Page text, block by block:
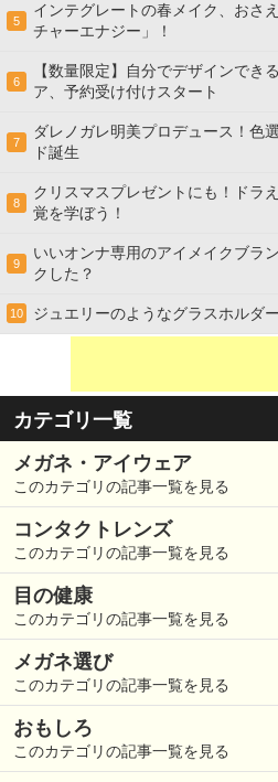
5
インテグレートの春メイク、おさ
チャーエナジー」！
6
【数量限定】自分でデザインでき
ア、予約受け付けスタート
7
ダレノガレ明美プロデュース！色
ド誕生
8
クリスマスプレゼントにも！ドラ
覚を学ぼう！
9
いいオンナ専用のアイメイクブラ
クした？
10 ジュエリーのようなグラスホルダ
カテゴリ一覧
メガネ・アイウェア
このカテゴリの記事一覧を見る
コンタクトレンズ
このカテゴリの記事一覧を見る
目の健康
このカテゴリの記事一覧を見る
メガネ選び
このカテゴリの記事一覧を見る
おもしろ
このカテゴリの記事一覧を見る